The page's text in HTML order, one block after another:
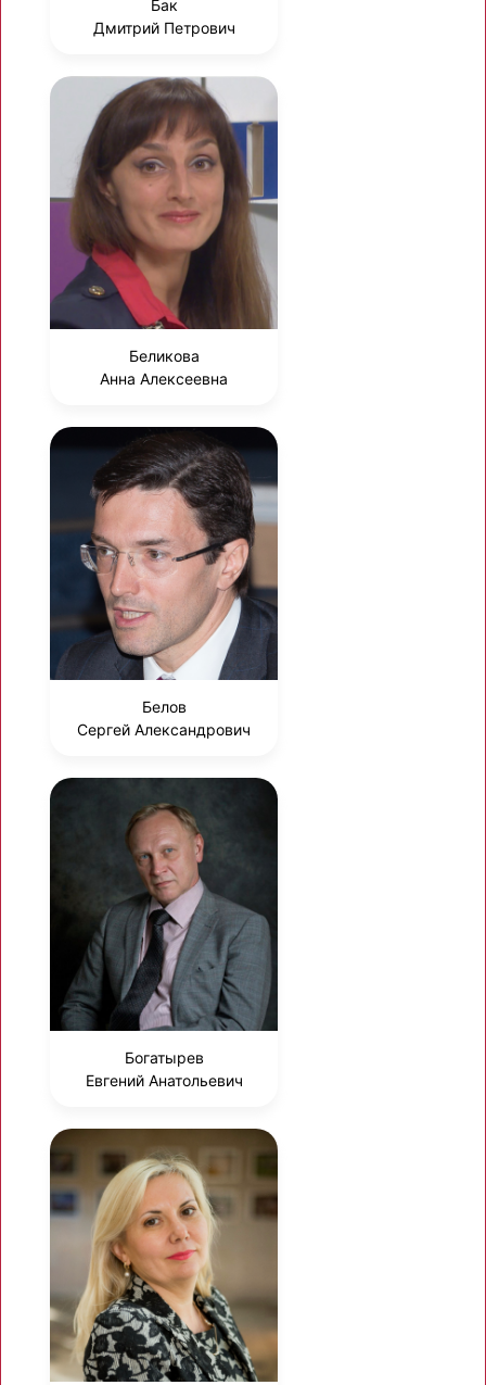
Бак
Дмитрий Петрович
Беликова
Анна Алексеевна
Белов
Сергей Александрович
Богатырев
Евгений Анатольевич